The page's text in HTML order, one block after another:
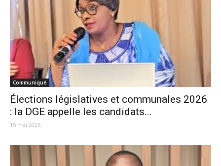
Communiqué
Élections législatives et communales 2026
: la DGE appelle les candidats...
15 mai 2026